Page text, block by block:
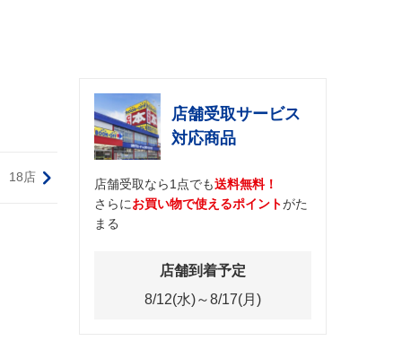
18店
店舗受取サービス
対応商品
店舗受取なら1点でも送料無料！
さらにお買い物で使えるポイントがた
まる
店舗到着予定
8/12(水)～8/17(月)